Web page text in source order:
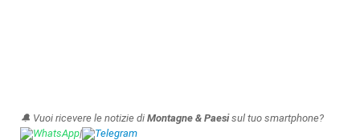
🔔 Vuoi ricevere le notizie di Montagne & Paesisul tuo smartphone?
WhatsApp| Telegram